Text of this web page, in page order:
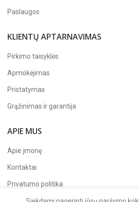
Paslaugos
KLIENTŲ APTARNAVIMAS
Pirkimo taisyklės
Apmokėjimas
Pristatymas
Grąžinimas ir garantija
APIE MUS
Apie įmonę
Kontaktai
Privatumo politika